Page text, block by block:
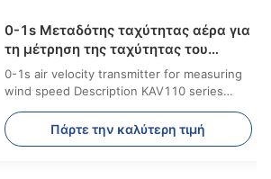
0-1s Μεταδότης ταχύτητας αέρα για
τη μέτρηση της ταχύτητας του
ανέμου
0-1s air velocity transmitter for measuring
wind speed Description KAV110 series
LCD display or without display. Customers
can purchase according to their own
Πάρτε την καλύτερη τιμή